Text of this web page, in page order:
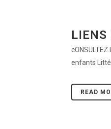
LIENS
enfants
READ